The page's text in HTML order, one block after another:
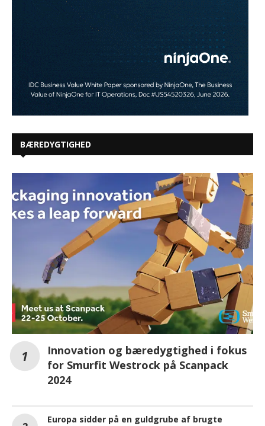
BÆREDYGTIGHED
Innovation og bæredygtighed i fokus
for Smurfit Westrock på Scanpack
2024
Europa sidder på en guldgrube af brugte